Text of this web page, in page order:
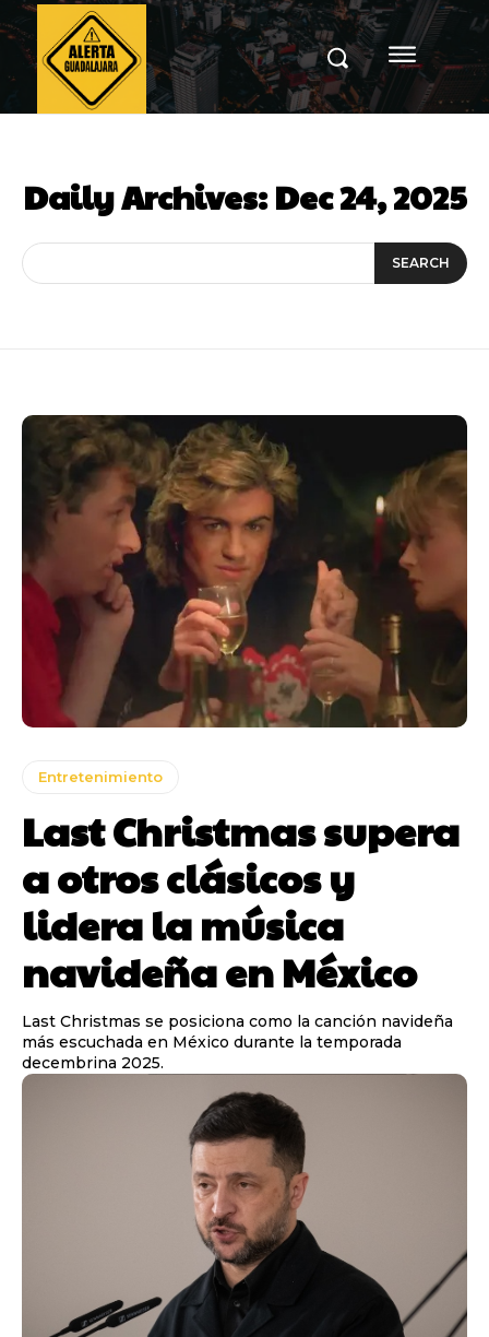
Daily Archives: Dec 24, 2025
SEARCH
Entretenimiento
Last Christmas supera
a otros clásicos y
lidera la música
navideña en México
Last Christmas se posiciona como la canción navideña
más escuchada en México durante la temporada
decembrina 2025.